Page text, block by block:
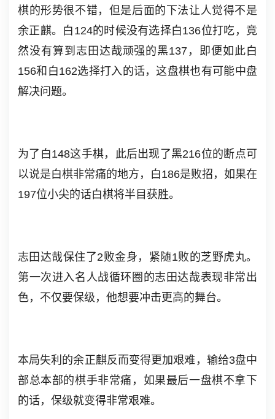
棋的形势很不错，但是后面的下法让人觉得不是
余正麒。白124的时候没有选择白136位打吃，竟
然没有算到志田达哉顽强的黑137，即便如此白
156和白162选择打入的话，这盘棋也有可能中盘
解决问题。
为了白148这手棋，此后出现了黑216位的断点可
以说是白棋非常痛的地方，白186是败招，如果在
197位小尖的话白棋将半目获胜。
志田达哉保住了2败金身，紧随1败的芝野虎丸。
第一次进入名人战循环圈的志田达哉表现非常出
色，不仅要保级，他想要冲击更高的舞台。
本局失利的余正麒反而变得更加艰难，输给3盘中
部总本部的棋手非常痛，如果最后一盘棋不拿下
的话，保级就变得非常艰难。